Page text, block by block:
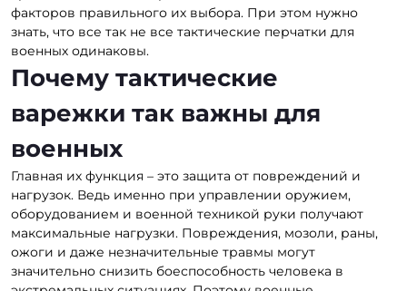
факторов правильного их выбора. При этом нужно
знать, что все так не все тактические перчатки для
военных одинаковы.
Почему тактические
варежки так важны для
военных
Главная их функция – это защита от повреждений и
нагрузок. Ведь именно при управлении оружием,
оборудованием и военной техникой руки получают
максимальные нагрузки. Повреждения, мозоли, раны,
ожоги и даже незначительные травмы могут
значительно снизить боеспособность человека в